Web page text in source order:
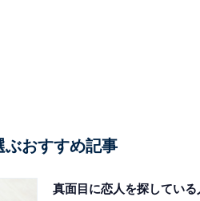
ぶおすすめ記事
真面目に恋人を探している